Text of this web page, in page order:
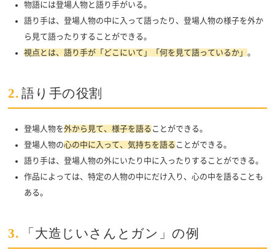
物語には登場人物と語り手がいる。
語り手は、登場人物の中に入って語ったり、登場人物の様子を外か
ら見て語ったりすることができる。
視点とは、語り手が「どこにいて」「何を見て語っているか」 。
2. 語り手の役割
登場人物を外から見て、様子を語る ことができる。
登場人物の心の中に入って、気持ちを語る ことができる。
語り手は、登場人物の外にいたり中に入ったりすることができる。
作品によっては、特定の人物の中にだけ入り、心の中を語ることも
ある。
3. 「大造じいさんとガン」の例